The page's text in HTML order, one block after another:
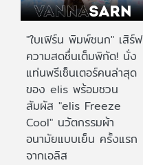
"ใบเฟิร์น พิมพ์ชนก" เสิร์ฟ
ความสดชื่นเต็มพิกัด! นั่ง
แท่นพรีเซ็นเตอร์คนล่าสุด
ของ elis พร้อมชวน
สัมผัส "elis Freeze
Cool" นวัตกรรมผ้า
อนามัยแบบเย็น ครั้งแรก
จากเอลิส